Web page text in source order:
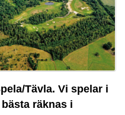
Tävla. Vi spelar i
räknas i